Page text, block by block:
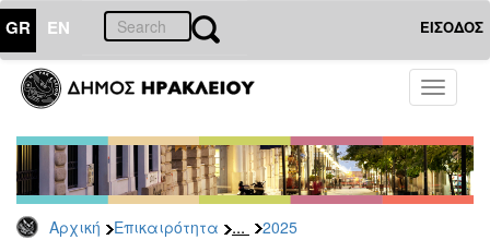
GR EN ΕΙΣΟΔΟΣ
Toggle
Αρχική Επικαιρότητα ... 2025
ΕΠΙΚΑΙΡΟΤΗΤΑ
Τύπου
Αρχείο
2026
2025